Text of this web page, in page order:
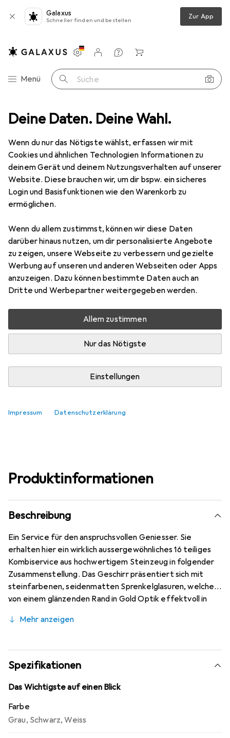
Deine Daten. Deine Wahl.
Wenn du nur das Nötigste wählst, erfassen wir mit
Cookies und ähnlichen Technologien Informationen zu
deinem Gerät und deinem Nutzungsverhalten auf unserer
Website. Diese brauchen wir, um dir bspw. ein sicheres
Login und Basisfunktionen wie den Warenkorb zu
ermöglichen.
Wenn du allem zustimmst, können wir diese Daten
darüber hinaus nutzen, um dir personalisierte Angebote
zu zeigen, unsere Webseite zu verbessern und gezielte
Werbung auf unseren und anderen Webseiten oder Apps
anzuzeigen. Dazu können bestimmte Daten auch an
Dritte und Werbepartner weitergegeben werden.
Allem zustimmen
Nur das Nötigste
Einstellungen
Impressum Datenschutzerklärung
Galaxus
Schneller finden und bestellen Zur App
Navigation nach Kategorien
Menü Suche
Einstellungen
Kundenkonto
Vergleichslisten
Merklisten
Warenkorb
+ Bar Geschirr Geschirrset CreaTable Industrial Gold
7 Bilder
CreaTable Industrial Gold
Preis in EUR inkl. MwSt.
EUR
61,76
2
Bewertungen Marke
Mehr von CreaTable
Zwischen Mo, 10.8. und Mi, 12.8. geliefert
Mehr als 10 Stück an Lager beim Lieferanten
Lieferort angeben für genaue Lieferzeit
In den Warenkorb
Produktinformationen
Beschreibung
Ein Service für den anspruchsvollen Geniesser. Sie
erhalten hier ein wirklich aussergewöhnliches 16 teiliges
Kombiservice aus hochwertigem Steinzeug in folgender
Zusammenstellung. Das Geschirr präsentiert sich mit
steinfarbenen, seidenmatten Sprenkelglasuren, welche
von einem glänzenden Rand in Gold Optik effektvoll in
festliche Tafel und den besonderen Auftritt. 4
Mehrzweckschalen 15 cm, 4 Kaffeebecher 33 cl.
Mehr anzeigen
Spezifikationen
Das Wichtigste auf einen Blick
Farbe
Grau, Schwarz,Weiss